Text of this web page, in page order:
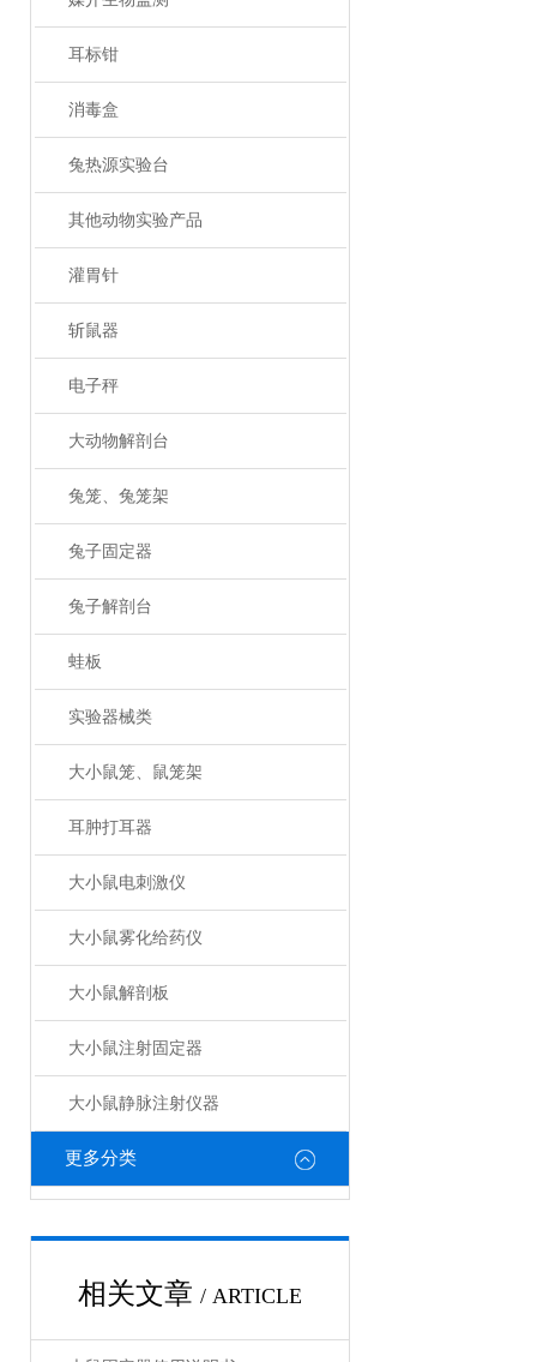
耳标钳
消毒盒
兔热源实验台
其他动物实验产品
灌胃针
斩鼠器
电子秤
大动物解剖台
兔笼、兔笼架
兔子固定器
兔子解剖台
蛙板
实验器械类
大小鼠笼、鼠笼架
耳肿打耳器
大小鼠电刺激仪
大小鼠雾化给药仪
大小鼠解剖板
大小鼠注射固定器
大小鼠静脉注射仪器
更多分类
相关文章 / ARTICLE